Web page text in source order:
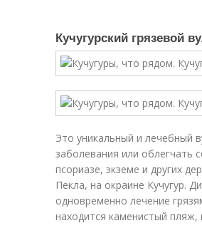
Кучугурский грязевой
Это уникальный и лечебный
заболевания или облегчать
псориазе, экземе и других
Пекла, на окраине Кучугур.
одновременно лечение
находится каменистый